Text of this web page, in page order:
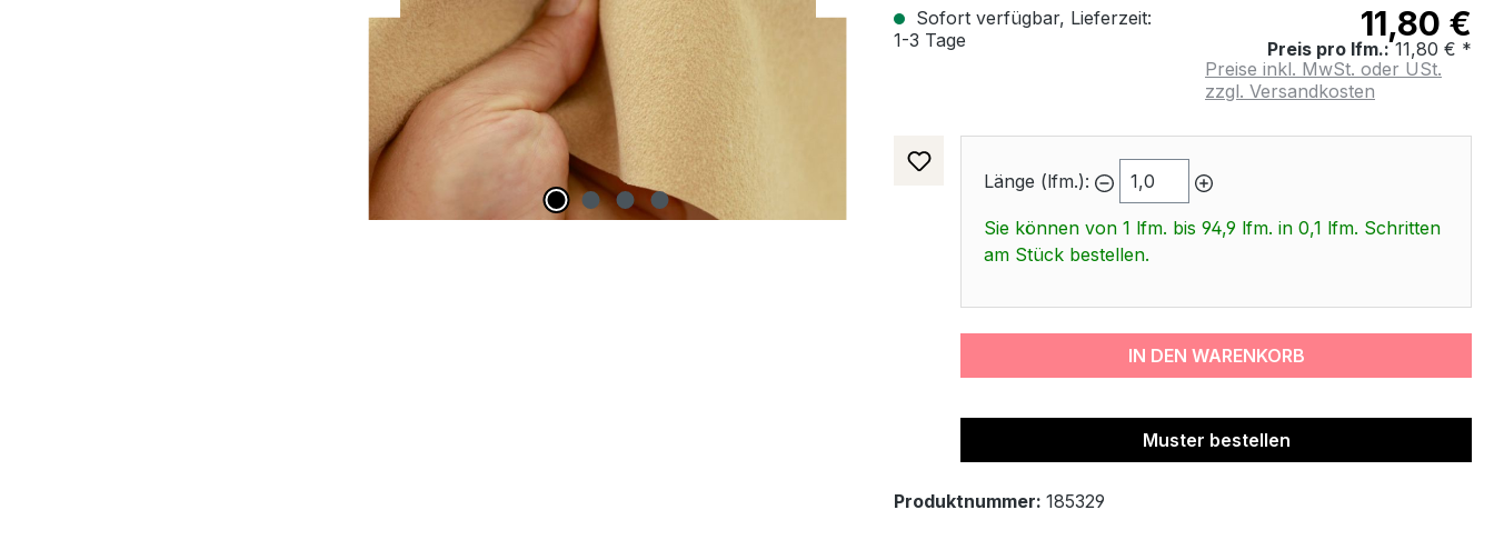
Sofort verfügbar, Lieferzeit:
1-3 Tage
11,80 €
Preis pro lfm.:11,80 € *
Preise inkl. MwSt. oder USt.
zzgl. Versandkosten
Länge (lfm.):
Sie können von 1 lfm. bis 94,9 lfm. in 0,1 lfm. Schritten
am Stück bestellen.
IN DEN WARENKORB
Muster bestellen
Produktnummer: 185329